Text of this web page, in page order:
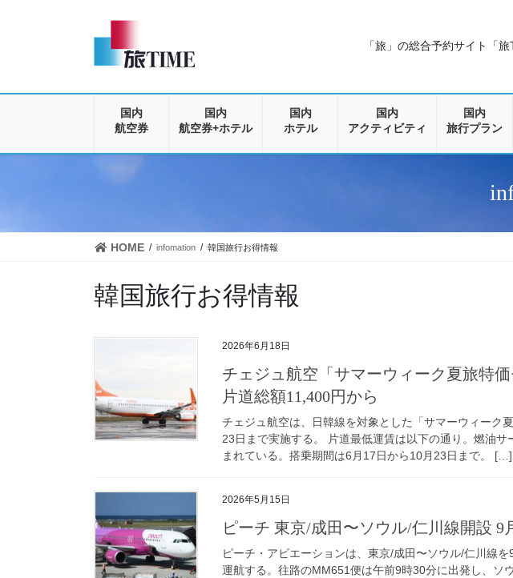
に
ョ
動
「旅」の総合予約サイト「旅
国内
航空券
国内
航空券+ホテル
国内
ホテル
国内
アクティビティ
国内
旅行プラン
HOME infomation 韓国旅行お得情報
韓国旅行お得情報
2026年6月18日
チェジュ航空「サマーウィーク夏旅特
片道総額11,400円から
チェジュ航空は、日韓線を対象とした「サマーウィーク
23日まで実施する。 片道最低運賃は以下の通り。燃油サ
まれている。搭乗期間は6月17日から10月23日まで。 […]
2026年5月15日
ピーチ 東京/成田〜ソウル/仁川線開設 9
ピーチ・アビエーションは、東京/成田〜ソウル/仁川線
運航する。往路のMM651便は午前9時30分に出発し、ソ